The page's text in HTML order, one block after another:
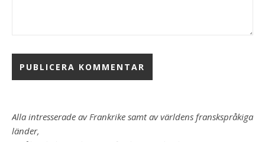
Alla intresserade av Frankrike samt av världens franskspråkiga
länder,